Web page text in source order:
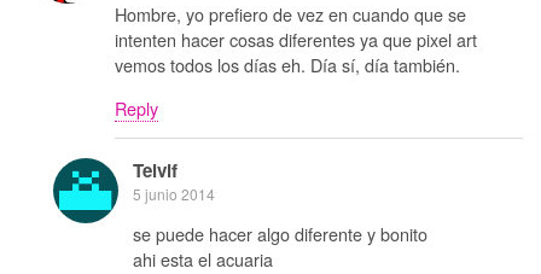
Hombre, yo prefiero de vez en cuando que se
intenten hacer cosas diferentes ya que pixel art
vemos todos los días eh. Día sí, día también.
Reply
Telvif
5 junio 2014
se puede hacer algo diferente y bonito
ahi esta el acuaria